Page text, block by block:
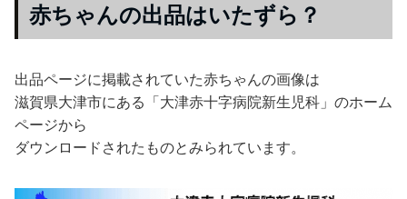
赤ちゃんの出品はいたずら？
出品ページに掲載されていた赤ちゃんの画像は
滋賀県大津市にある「大津赤十字病院新生児科」のホーム
ページから
ダウンロードされたものとみられています。